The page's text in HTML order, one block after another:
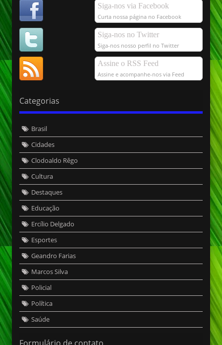
Siga-nos via Facebook
Curta nossa página no Facebook
Siga-nos no Twitter
Siga-nos nosso perfil no Twitter
Assine o RSS Feed
Assine e acompanhe-nos via Feed
Categorias
Brasil
Cidades
Clodoaldo Rêgo
Cultura
Destaques
Educação
Ercílio Delgado
Esportes
Geandro Farias
Marcos Silva
Policial
Política
Saúde